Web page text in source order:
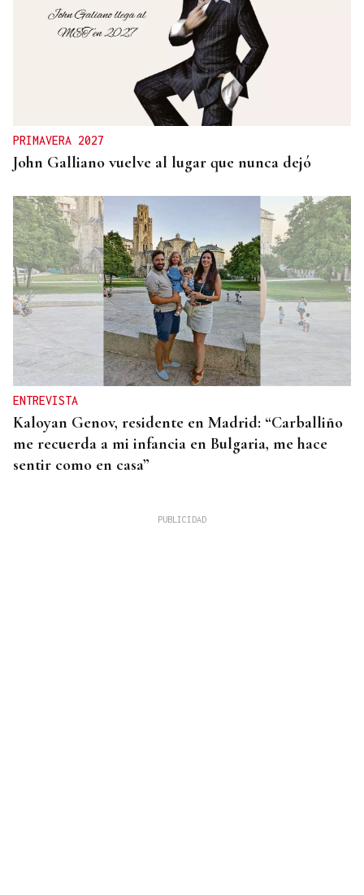
PRIMAVERA 2027
John Galliano vuelve al lugar que nunca dejó
ENTREVISTA
Kaloyan Genov, residente en Madrid: “Carballiño
me recuerda a mi infancia en Bulgaria, me hace
sentir como en casa”